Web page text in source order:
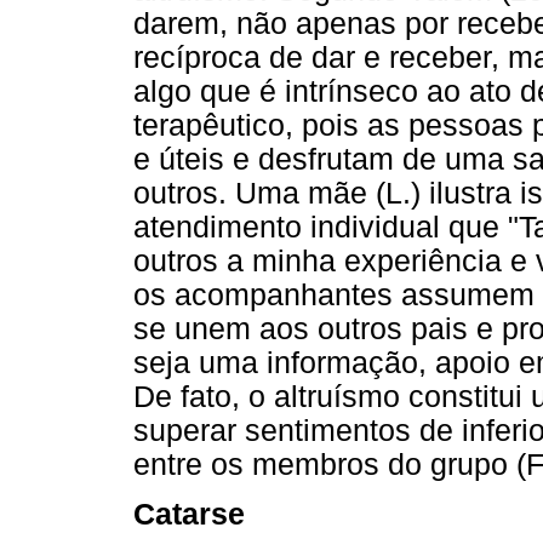
darem, não apenas por
recíproca de dar e receber,
algo que é intrínseco ao ato
terapêutico, pois as pessoas
e úteis e desfrutam de uma
outros. Uma mãe (L.) ilustra
atendimento individual que
outros a minha experiência e
os acompanhantes
se unem aos outros pais e
seja uma informação, apoio
De fato, o altruísmo constitui
superar sentimentos de
entre os membros do grupo
Catarse